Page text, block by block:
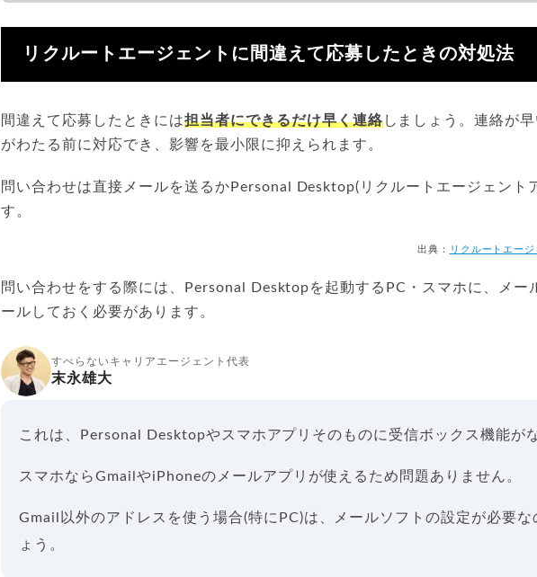
リクルートエージェントに間違えて応募したときの対処法
間違えて応募したときには担当者にできるだけ早く連絡しましょう。連絡が
がわたる前に対応でき、影響を最小限に抑えられます。
問い合わせは直接メールを送るかPersonal Desktop(リクルートエージェント
す。
出典： リクルートエー
問い合わせをする際には、Personal Desktopを起動するPC・スマホに、メー
ールしておく必要があります。
すべらないキャリアエージェント代表
末永雄大
これは、Personal Desktopやスマホアプリそのものに受信ボックス機能が
スマホならGmailやiPhoneのメールアプリが使えるため問題ありません。
Gmail以外のアドレスを使う場合(特にPC)は、メールソフトの設定が必要
ょう。